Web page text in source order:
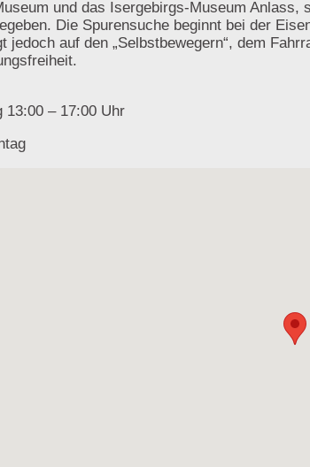
und das Isergebirgs-Museum
Die Spurensuche beginnt bei der
jedoch auf den „Selbstbewegern“, dem
13:00 – 17:00 Uhr